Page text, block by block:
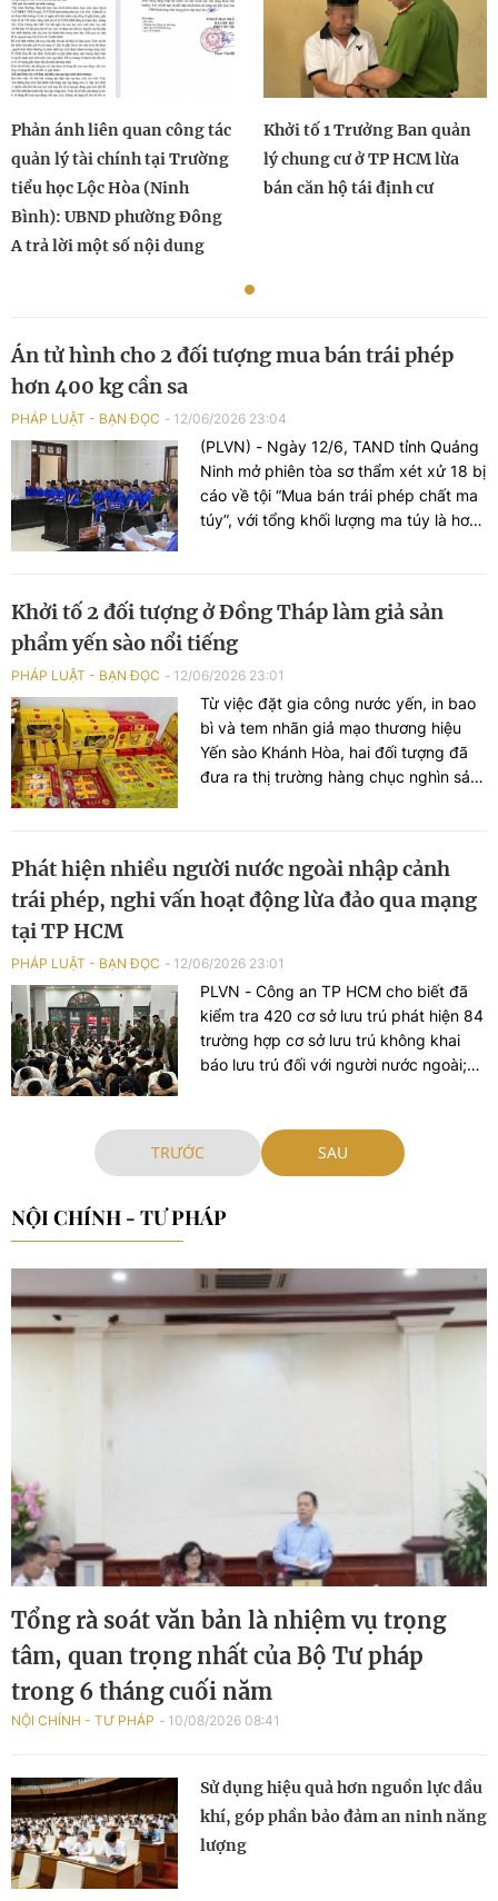
Phản ánh liên quan công tác
quản lý tài chính tại Trường
tiểu học Lộc Hòa (Ninh
Bình): UBND phường Đông
A trả lời một số nội dung
Khởi tố 1 Trưởng Ban quản
lý chung cư ở TP HCM lừa
bán căn hộ tái định cư
Án tử hình cho 2 đối tượng mua bán trái phép
hơn 400 kg cần sa
PHÁP LUẬT - BẠN ĐỌC 12/06/2026 23:04
(PLVN) - Ngày 12/6, TAND tỉnh Quảng
Ninh mở phiên tòa sơ thẩm xét xử 18 bị
cáo về tội “Mua bán trái phép chất ma
túy”, với tổng khối lượng ma túy là hơn
Khởi tố 2 đối tượng ở Đồng Tháp làm giả sản
phẩm yến sào nổi tiếng
PHÁP LUẬT - BẠN ĐỌC 12/06/2026 23:01
Từ việc đặt gia công nước yến, in bao
bì và tem nhãn giả mạo thương hiệu
Yến sào Khánh Hòa, hai đối tượng đã
đưa ra thị trường hàng chục nghìn sản
tượng để điều tra về hành vi xâm phạm
quyền sở hữu công nghiệp.
Phát hiện nhiều người nước ngoài nhập cảnh
trái phép, nghi vấn hoạt động lừa đảo qua mạng
tại TP HCM
PHÁP LUẬT - BẠN ĐỌC 12/06/2026 23:01
PLVN - Công an TP HCM cho biết đã
kiểm tra 420 cơ sở lưu trú phát hiện 84
trường hợp cơ sở lưu trú không khai
báo lưu trú đối với người nước ngoài;
pháp, hoạt động đánh bạc, lừa đảo
trên không gian mạng đối với người
TRƯỚC SAU
NỘI CHÍNH - TƯ PHÁP
Tổng rà soát văn bản là nhiệm vụ trọng
tâm, quan trọng nhất của Bộ Tư pháp
trong 6 tháng cuối năm
NỘI CHÍNH - TƯ PHÁP 10/08/2026 08:41
Sử dụng hiệu quả hơn nguồn lực dầu
khí, góp phần bảo đảm an ninh năng
lượng